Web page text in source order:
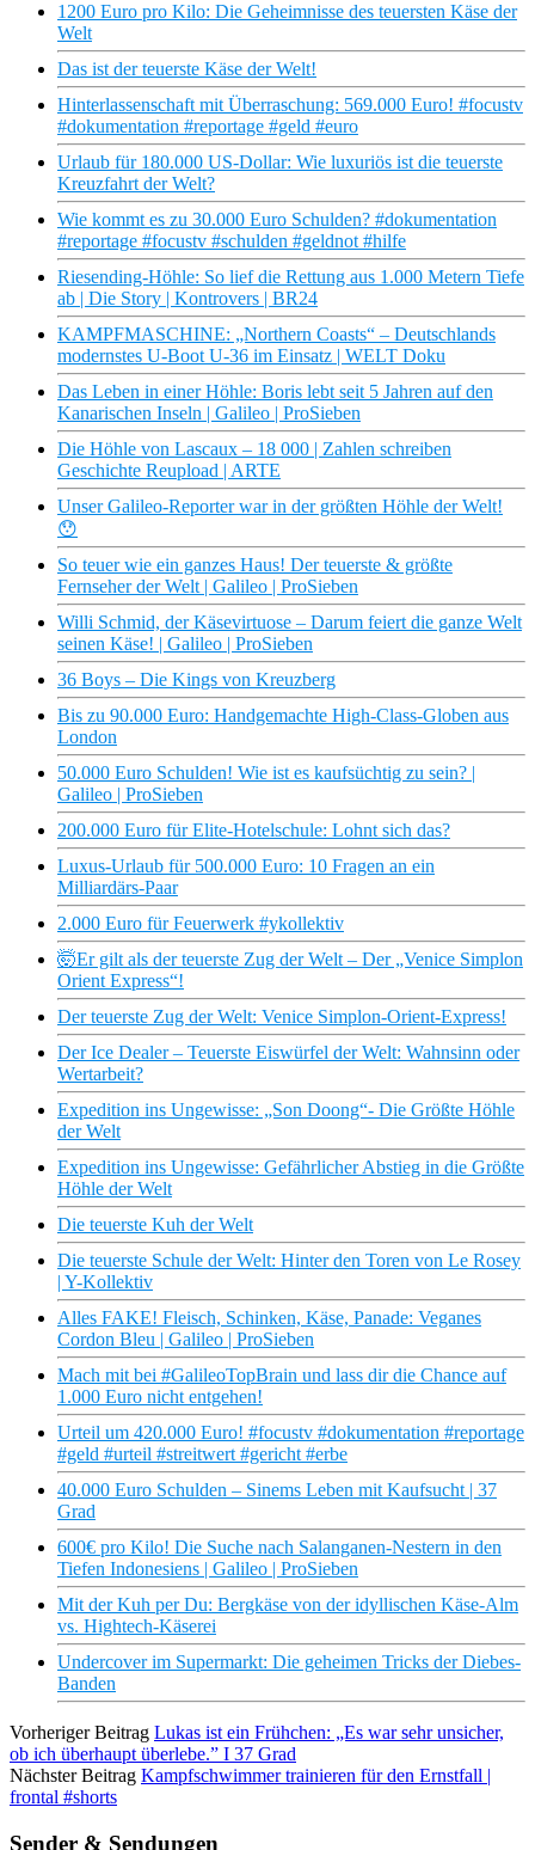
1200 Euro pro Kilo: Die Geheimnisse des teuersten Käse der
Welt
Das ist der teuerste Käse der Welt!
Hinterlassenschaft mit Überraschung: 569.000 Euro! #focustv
#dokumentation #reportage #geld #euro
Urlaub für 180.000 US-Dollar: Wie luxuriös ist die teuerste
Kreuzfahrt der Welt?
Wie kommt es zu 30.000 Euro Schulden? #dokumentation
#reportage #focustv #schulden #geldnot #hilfe
Riesending-Höhle: So lief die Rettung aus 1.000 Metern Tiefe
ab | Die Story | Kontrovers | BR24
KAMPFMASCHINE: „Northern Coasts“ – Deutschlands
modernstes U-Boot U-36 im Einsatz | WELT Doku
Das Leben in einer Höhle: Boris lebt seit 5 Jahren auf den
Kanarischen Inseln | Galileo | ProSieben
Die Höhle von Lascaux – 18 000 | Zahlen schreiben
Geschichte Reupload | ARTE
Unser Galileo-Reporter war in der größten Höhle der Welt!
😯
So teuer wie ein ganzes Haus! Der teuerste & größte
Fernseher der Welt | Galileo | ProSieben
Willi Schmid, der Käsevirtuose – Darum feiert die ganze Welt
seinen Käse! | Galileo | ProSieben
36 Boys – Die Kings von Kreuzberg
Bis zu 90.000 Euro: Handgemachte High-Class-Globen aus
London
50.000 Euro Schulden! Wie ist es kaufsüchtig zu sein? |
Galileo | ProSieben
200.000 Euro für Elite-Hotelschule: Lohnt sich das?
Luxus-Urlaub für 500.000 Euro: 10 Fragen an ein
Milliardärs-Paar
2.000 Euro für Feuerwerk #ykollektiv
🤯Er gilt als der teuerste Zug der Welt – Der „Venice Simplon
Orient Express“!
Der teuerste Zug der Welt: Venice Simplon-Orient-Express!
Der Ice Dealer – Teuerste Eiswürfel der Welt: Wahnsinn oder
Wertarbeit?
Expedition ins Ungewisse: „Son Doong“- Die Größte Höhle
der Welt
Expedition ins Ungewisse: Gefährlicher Abstieg in die Größte
Höhle der Welt
Die teuerste Kuh der Welt
Die teuerste Schule der Welt: Hinter den Toren von Le Rosey
| Y-Kollektiv
Alles FAKE! Fleisch, Schinken, Käse, Panade: Veganes
Cordon Bleu | Galileo | ProSieben
Mach mit bei #GalileoTopBrain und lass dir die Chance auf
1.000 Euro nicht entgehen!
Urteil um 420.000 Euro! #focustv #dokumentation #reportage
#geld #urteil #streitwert #gericht #erbe
40.000 Euro Schulden – Sinems Leben mit Kaufsucht | 37
Grad
600€ pro Kilo! Die Suche nach Salanganen-Nestern in den
Tiefen Indonesiens | Galileo | ProSieben
Mit der Kuh per Du: Bergkäse von der idyllischen Käse-Alm
vs. Hightech-Käserei
Undercover im Supermarkt: Die geheimen Tricks der Diebes-
Banden
Vorheriger Beitrag Lukas ist ein Frühchen: „Es war sehr unsicher,
ob ich überhaupt überlebe.” I 37 Grad
Nächster Beitrag Kampfschwimmer trainieren für den Ernstfall |
frontal #shorts
Sender & Sendungen